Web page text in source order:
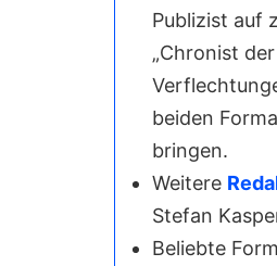
Publizist auf
„Chronist
beiden
bringen.
Weitere
Stefan
Beliebte